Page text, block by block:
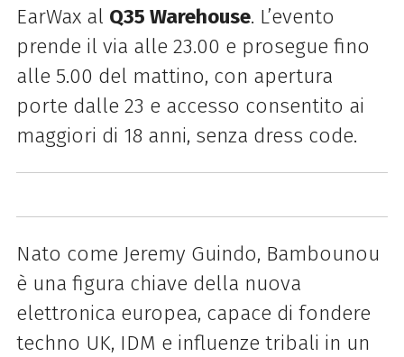
EarWax al Q35 Warehouse. L’evento
prende il via alle 23.00 e prosegue fino
alle 5.00 del mattino, con apertura
porte dalle 23 e accesso consentito ai
maggiori di 18 anni, senza dress code.
Nato come Jeremy Guindo, Bambounou
è una figura chiave della nuova
elettronica europea, capace di fondere
techno UK, IDM e influenze tribali in un